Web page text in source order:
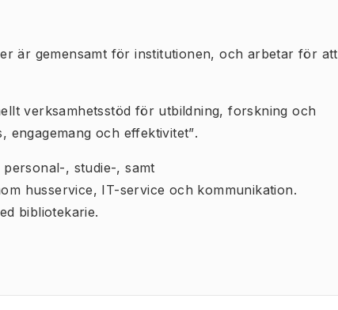
är gemensamt för institutionen, och arbetar för att
verksamhetsstöd för utbildning, forskning och
engagemang och effektivitet”.
, studie-, samt
husservice, IT-service och kommunikation.
bibliotekarie.